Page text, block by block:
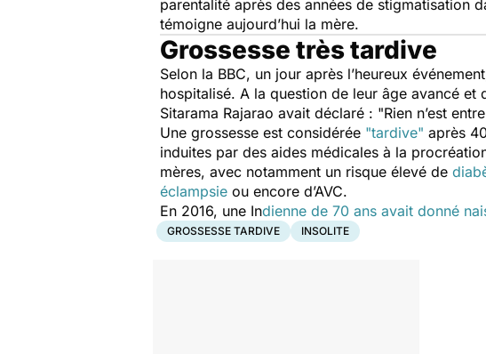
parentalité après des années de stigmatisation
témoigne aujourd’hui la mère.
Grossesse très tardive
Selon la BBC, un jour après l’heureux
hospitalisé. A la question de leur âge avancé
Sitarama Rajarao avait déclaré : "Rien n’est
Une grossesse est considérée "tardive" après
induites par des aides médicales à la
mères, avec notamment un risque élevé de
éclampsie ou encore d’AVC.
En 2016, une Indienne de 70 ans avait donné
GROSSESSE TARDIVE INSOLITE